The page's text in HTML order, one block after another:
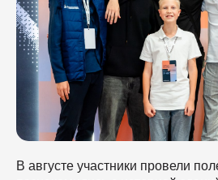
В августе участники провели